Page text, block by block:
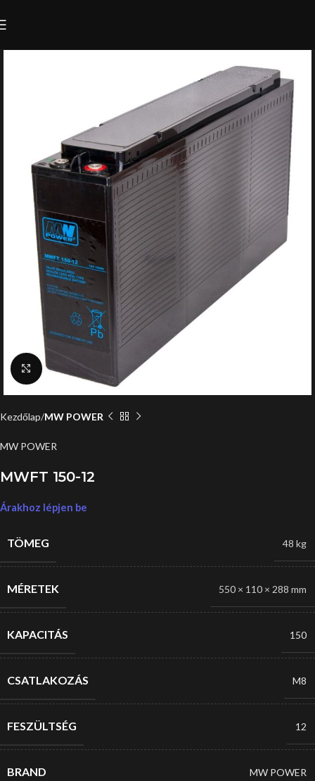
Click to enlarge
Kezdőlap MW POWER
MW POWER
MWFT 150-12
Árakhoz lépjen be
TÖMEG 48 kg
MÉRETEK 550 × 110 × 288 mm
KAPACITÁS 150
CSATLAKOZÁS M8
FESZÜLTSÉG 12
BRAND MW POWER